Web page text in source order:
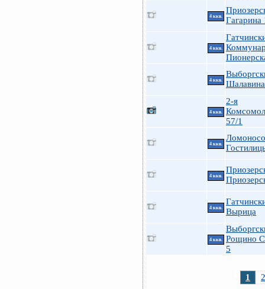
4 ккв.
Гагарина
4 ккв.
4 ккв.
4 ккв.
2-я
57/1
4 ккв.
4 ккв.
4 ккв.
Вырица
4 ккв.
Рощино
5
1 2